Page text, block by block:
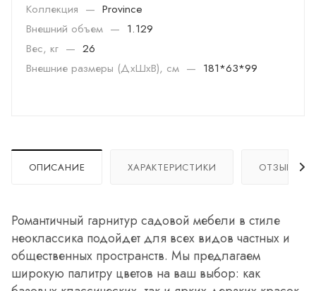
Коллекция — Province
Внешний объем — 1.129
Вес, кг — 26
Внешние размеры (ДхШхВ), см — 181*63*99
ОПИСАНИЕ ХАРАКТЕРИСТИКИ ОТЗЫВЫ
Романтичный гарнитур садовой мебели в стиле
неоклассика подойдет для всех видов частных и
общественных пространств. Мы предлагаем
широкую палитру цветов на ваш выбор: как